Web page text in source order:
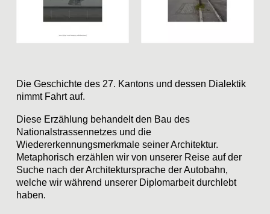
Die Geschichte des 27. Kantons und dessen Dialektik
nimmt Fahrt auf.
Diese Erzählung behandelt den Bau des
Nationalstrassennetzes und die
Wiedererkennungsmerkmale seiner Architektur.
Metaphorisch erzählen wir von unserer Reise auf der
Suche nach der Architektursprache der Autobahn,
welche wir während unserer Diplomarbeit durchlebt
haben.